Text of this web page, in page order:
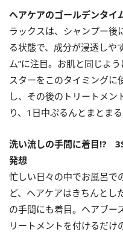
ヘアケアのゴールデンタイ
ラックスは、シャンプー後
る状態で、成分が浸透しや
ム”に注目。お肌と同じよ
スターをこのタイミングに
し、その後のトリートメン
り、1日中ぷるんとまとま
洗い流しの手間に着目⁉
発想
忙しい日々の中でお風呂で
ど、ヘアケアはきちんとし
の手間にも着目。ヘアブー
リートメントを付けるだけ